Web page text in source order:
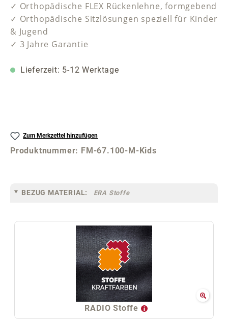
✓ Orthopädische FLEX Rückenlehne, formgebend
✓ Orthopädische Sitzlösungen speziell für Kinder
& Jugend
✓ 3 Jahre Garantie
Lieferzeit: 5-12 Werktage
Zum Merkzettel hinzufügen
Produktnummer: FM-67.100-M-Kids
BEZUG MATERIAL: ERA Stoffe
RADIO Stoffe